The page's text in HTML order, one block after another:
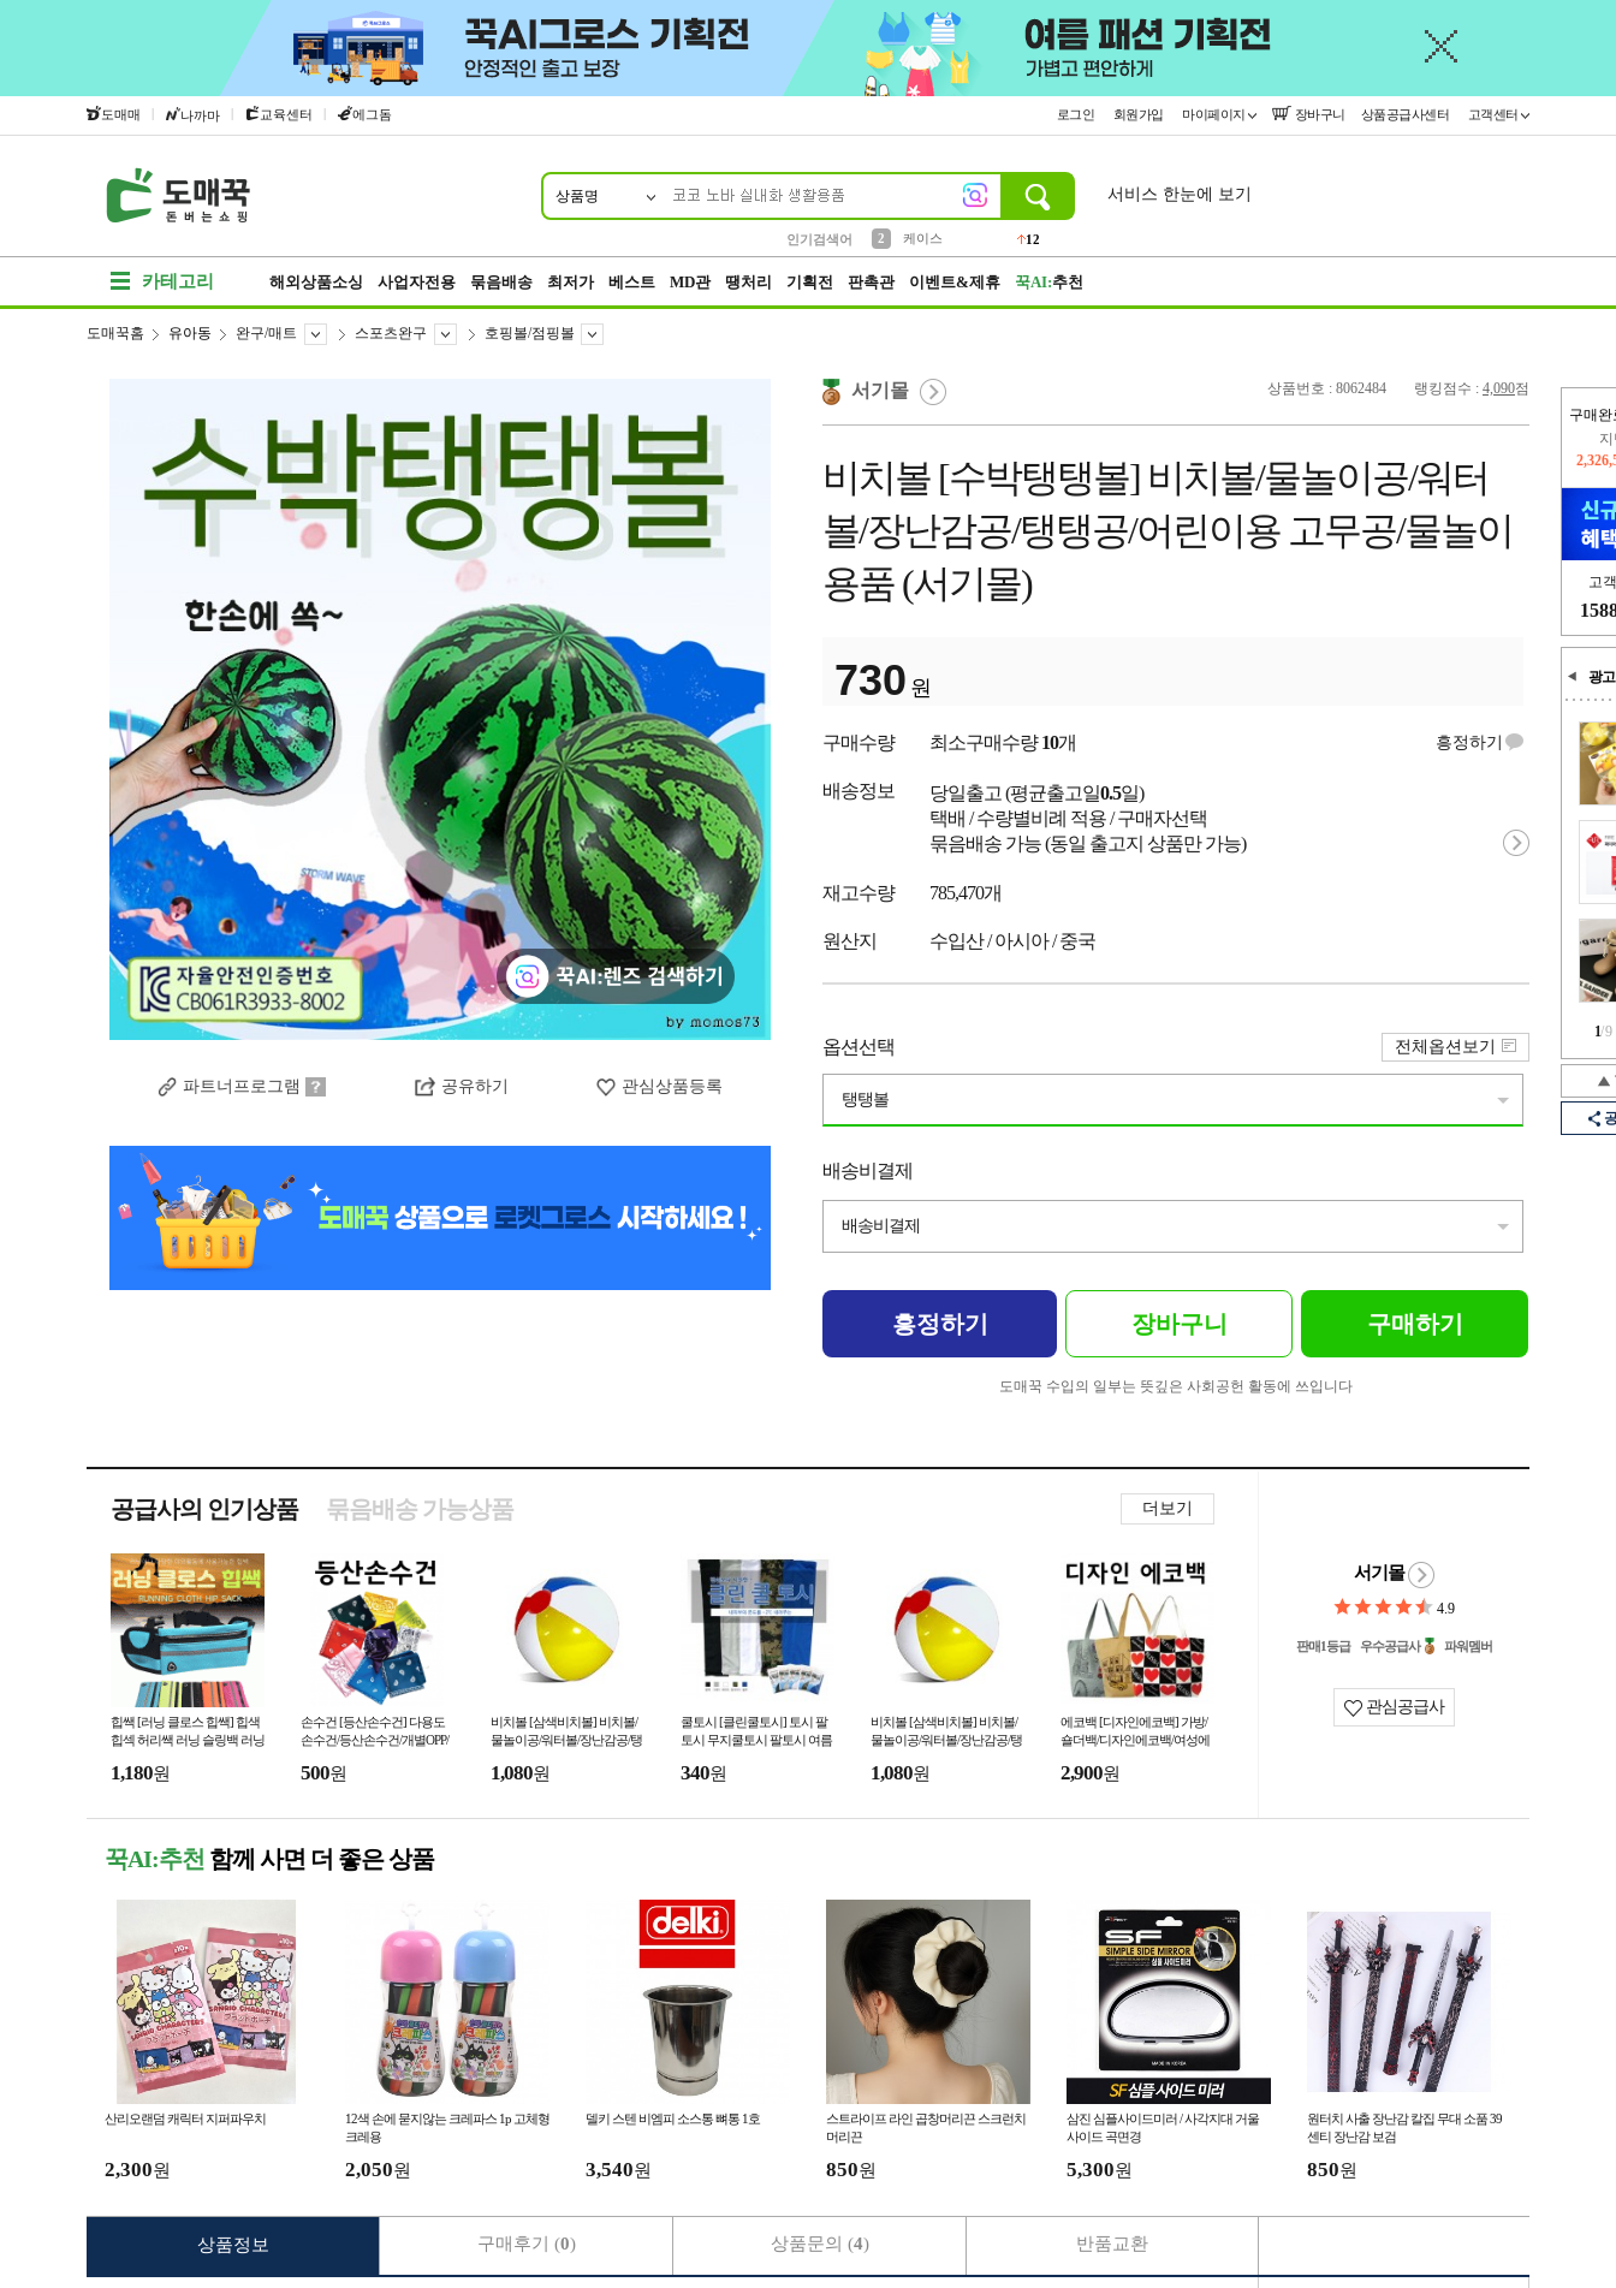
도매매 | 나까마 | 교육센터 | 에그돔 로그인 회원가입 마이페이지 장바구니 상품공급사센터 고객센터
상품명
인기검색어
2
케이스
12
서비스 한눈에 보기
카테고리 해외상품소싱 사업자전용 묶음배송 최저가 베스트 MD관 땡처리 기획전 판촉관 이벤트&제휴 꾹AI:추천
구매완
고
광고
1/9
도매꾹홈 유아동 완구/매트 스포츠완구 호핑볼/점핑볼
파트너프로그램 공유하기 관심상품등록
상품번호 : 8062484 랭킹점수 : 4,090점
서기몰
비치볼 [수박탱탱볼] 비치볼/물놀이공/워터
볼/장난감공/탱탱공/어린이용 고무공/물놀이
용품 (서기몰)
730 원
구매수량 최소구매수량10개 흥정하기
배송정보 당일출고 (평균출고일0.5일)
택배 / 수량별비례 적용 / 구매자선택
묶음배송 가능 (동일 출고지 상품만 가능)
재고수량 785,470개
원산지 수입산 / 아시아 / 중국
옵션선택
탱탱볼
전체옵션보기
배송비결제
배송비결제
흥정하기 장바구니 구매하기
도매꾹 수입의 일부는 뜻깊은 사회공헌 활동에 쓰입니다
공급사의 인기상품 더보기
묶음배송 가능상품
힙쌕 [러닝 클로스 힙쌕] 힙색
힙섹 허리쌕 러닝 슬링백 러닝
OPP (서기몰)
1,180원
손수건 [등산손수건] 다용도
손수건/등산손수건/개별OPP/
(서기몰)
500원
비치볼 [삼색비치볼] 비치볼/
물놀이공/워터볼/장난감공/탱
용품 (서기몰)
1,080원
쿨토시 [클린쿨토시] 토시 팔
토시 무지쿨토시 팔토시 여름
340원
비치볼 [삼색비치볼] 비치볼/
물놀이공/워터볼/장난감공/탱
용품 (서기몰)
1,080원
에코백 [디자인에코백] 가방/
숄더백/디자인에코백/여성에
(서기몰)
2,900원
서기몰
4.9
판매1등급 우수공급사 파워멤버
관심공급사
꾹AI:추천 함께 사면 더 좋은 상품
산리오랜덤 캐릭터 지퍼파우치
2,300원
12색 손에 묻지않는 크레파스 1p 고체형
크레용
2,050원
델키 스텐 비엠피 소스통 뼈통 1호
3,540원
스트라이프 라인 곱창머리끈 스크런치
머리끈
850원
삼진 심플사이드미러 / 사각지대 거울
사이드 곡면경
5,300원
원터치 사출 장난감 칼집 무대 소품 39
센티 장난감 보검
850원
상품정보 구매후기 (0) 상품문의 (4) 반품교환